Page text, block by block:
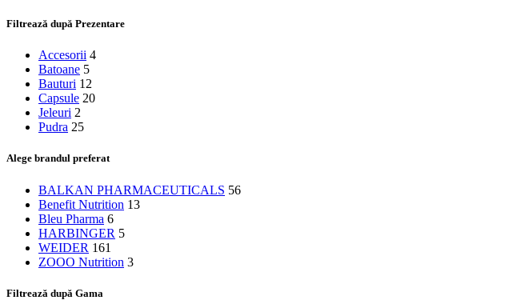
Filtrează după Prezentare
Accesorii 4
Batoane 5
Bauturi 12
Capsule 20
Jeleuri 2
Pudra 25
Alege brandul preferat
BALKAN PHARMACEUTICALS 56
Benefit Nutrition 13
Bleu Pharma 6
HARBINGER 5
WEIDER 161
ZOOO Nutrition 3
Filtrează după Gama